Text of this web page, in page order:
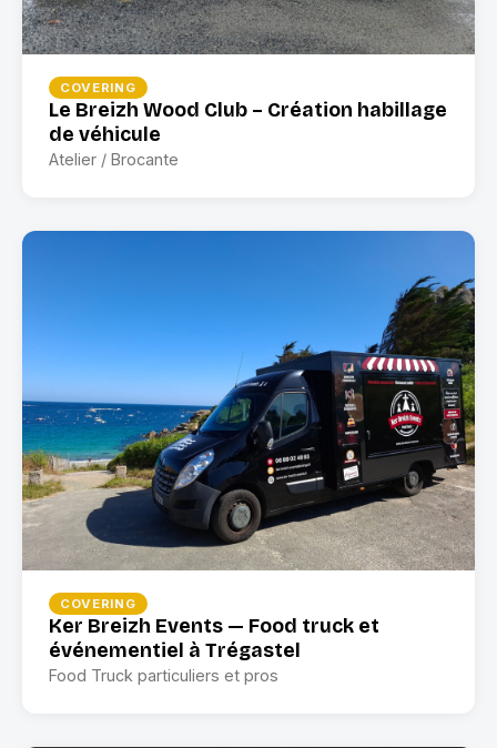
COVERING
Le Breizh Wood Club – Création habillage
de véhicule
Atelier / Brocante
COVERING
Ker Breizh Events — Food truck et
événementiel à Trégastel
Food Truck particuliers et pros